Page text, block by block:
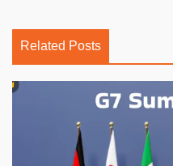
Related Posts